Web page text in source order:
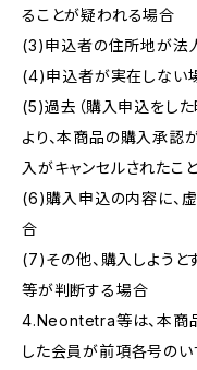
ることが疑われる場合
(3)申込者の住所地が法
(4)申込者が実在しない
(5)過去（購入申込をし
より、本商品の購入承
入がキャンセルされたこ
(6)購入申込の内容に、
合
(7)その他、購入しよう
等が判断する場合
4.Neontetra等は、本商
した会員が前項各号の